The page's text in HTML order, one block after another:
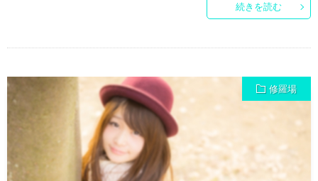
続きを読む
修羅場